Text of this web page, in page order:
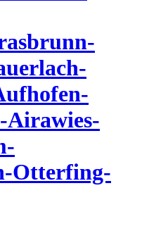
Airawies-
Otterfing-